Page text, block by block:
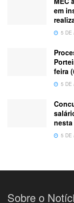
em
5 DE
feira
5 DE
5 DE
Sobre o